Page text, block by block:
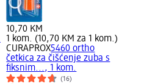
10,70 KM
1 kom. (10,70 KM za 1 kom.)
CURAPROX5460 ortho
četkica za čišćenje zuba s
fiksnim..., 1 kom.
(16)